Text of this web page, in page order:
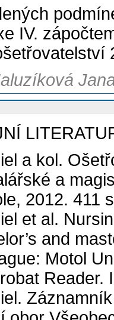
IV.
a kol.
a
2012. 411
et al.
and
Motol
Reader.